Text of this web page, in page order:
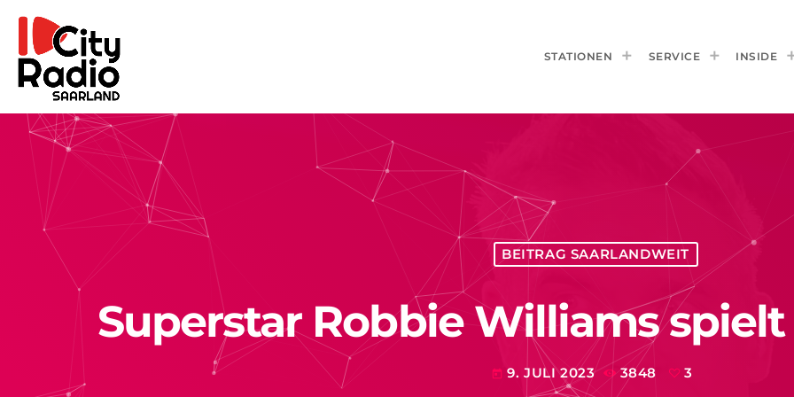
STATIONEN SERVICE INSIDE
BEITRAG SAARLANDWEIT
Superstar Robbie Williams
today 9. JULI 2023 3848 3